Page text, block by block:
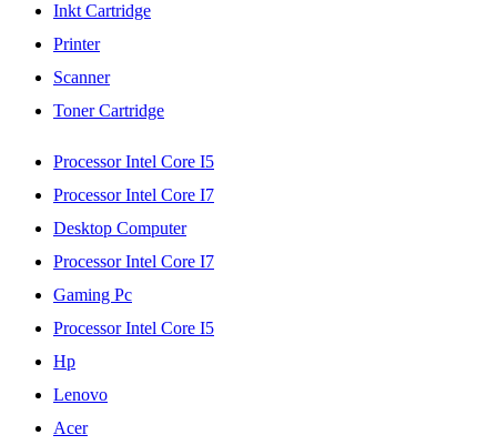
Inkt Cartridge
Printer
Scanner
Toner Cartridge
Processor Intel Core I5
Processor Intel Core I7
Desktop Computer
Processor Intel Core I7
Gaming Pc
Processor Intel Core I5
Hp
Lenovo
Acer